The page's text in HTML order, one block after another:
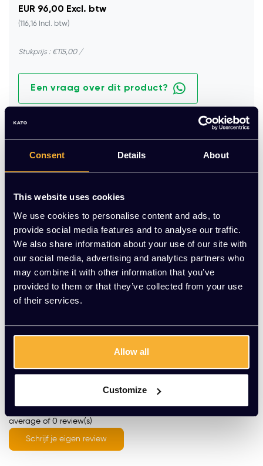
Consent Details About
This website uses cookies
We use cookies to personalise content and ads, to
provide social media features and to analyse our traffic.
We also share information about your use of our site with
our social media, advertising and analytics partners who
may combine it with other information that you’ve
provided to them or that they’ve collected from your use
of their services.
Allow all
Customize
EUR 96,00 Excl. btw
(116,16 Incl. btw)
Stukprijs : €115,00 /
Een vraag over dit product?
Set van 2 originele HAY J77 stoelen in Warm Grey. Tijdloos
design met karakter. Gebruikte staat, nu beschikbaar voor
Aantal - +
Vraag jouw persoonlijke aanbieding aan
Gratis montage
average of 0 review(s)
Schrijf je eigen review